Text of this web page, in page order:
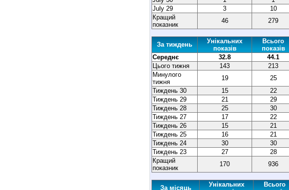
July 29
3 10
Кращий
показник
46 279
За тиждень
Унікальних
показів
Всього
показів
Середнє
32.8 44.1
Цього тижня
143 213
Минулого
тижня
19 25
Тиждень 30
15 22
Тиждень 29
21 29
Тиждень 28
25 30
Тиждень 27
17 22
Тиждень 26
15 21
Тиждень 25
16 21
Тиждень 24
30 30
Тиждень 23
27 28
Кращий
показник
170 936
За місяць
Унікальних
Всього